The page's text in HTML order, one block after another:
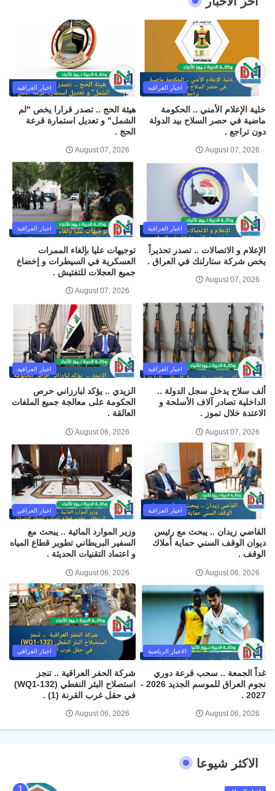
اخبار العراقية
خلية الإعلام الأمني .. الحكومة
ماضية في حصر السلاح بيد الدولة
دون تراجع .
August 07, 2026
اخبار العراقية
هيئة الحج .. تصدر قرارا يخص "لم
الشمل" و تعديل استمارة قرعة
الحج .
August 07, 2026
اخبار العراقية
الإعلام و الاتصالات .. تصدر تحذيراً
يخص شركة ستارلنك في العراق .
August 07, 2026
اخبار العراقية
توجيهات عليا بإلغاء الممرات
العسكرية في السيطرات و إخضاع
جميع العجلات للتفتيش .
August 07, 2026
اخبار العراقية
ألف سلاح يدخل سجل الدولة ..
الداخلية تصادر آلاف الأسلحة و
الاعتدة خلال تموز .
August 07, 2026
اخبار العراقية
الزيدي .. يؤكد لبارزاني حرص
الحكومة على معالجة جميع الملفات
العالقة .
August 06, 2026
اخبار العراقية
القاضي زيدان .. يبحث مع رئيس
ديوان الوقف السني حماية أملاك
الوقف .
August 06, 2026
اخبار العراقي
وزير الموارد المائية .. يبحث مع
السفير البريطاني تطوير قطاع المياه
و اعتماد التقنيات الحديثة .
August 06, 2026
الاخبار الرياضية
غداً الجمعة .. سحب قرعة دوري
نجوم العراق للموسم الجديد 2026 -
2027 .
August 06, 2026
اخبار العراقي
شركة الحفر العراقية .. تنجز
استصلاح البئر النفطي (WQ1-132)
في حقل غرب القرنة (1) .
August 06, 2026
الاكثر شيوعا